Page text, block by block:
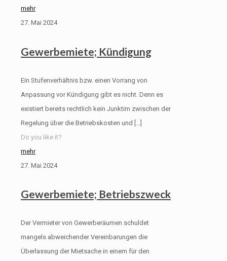
mehr
27. Mai 2024
Gewerbemiete; Kündigung
Ein Stufenverhältnis bzw. einen Vorrang von
Anpassung vor Kündigung gibt es nicht. Denn es
existiert bereits rechtlich kein Junktim zwischen der
Regelung über die Betriebskosten und […]
Do you like it?
mehr
27. Mai 2024
Gewerbemiete; Betriebszweck
Der Vermieter von Gewerberäumen schuldet
mangels abweichender Vereinbarungen die
Überlassung der Mietsache in einem für den